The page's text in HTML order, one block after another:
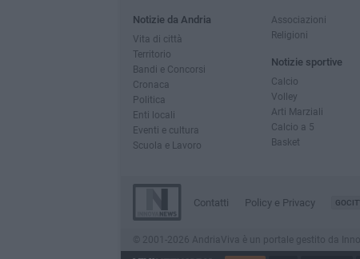
Notizie da Andria
Vita di città
Territorio
Bandi e Concorsi
Cronaca
Politica
Enti locali
Eventi e cultura
Scuola e Lavoro
Associazioni
Religioni
Notizie sportive
Calcio
Volley
Arti Marziali
Calcio a 5
Basket
Contatti Policy e Privacy
© 2001-2026 AndriaViva è un portale gestito da